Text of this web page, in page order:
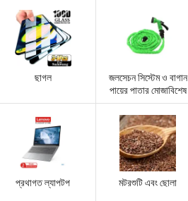
ছাগল
জলসেচন সিস্টেম ও বাগান
পায়ের পাতার মোজাবিশেষ
প্রথাগত ল্যাপটপ মটরশুটি এবং ছোলা